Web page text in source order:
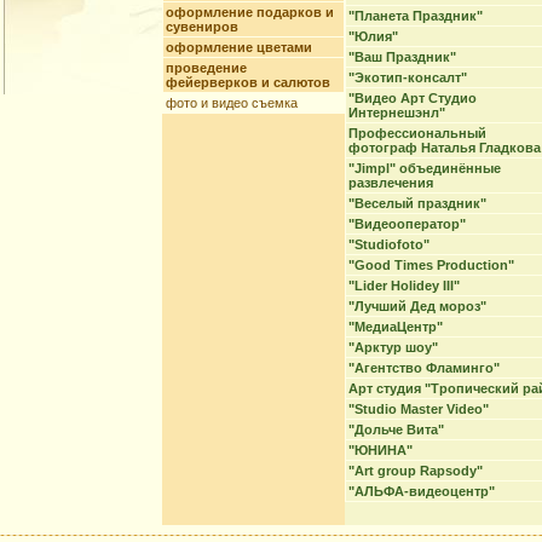
оформление подарков и
сувениров
оформление цветами
проведение
фейерверков и салютов
фото и видео съемка
"Планета Праздник"
"Юлия"
"Ваш Праздник"
"Экотип-консалт"
"Видео Арт Студио
Интернешэнл"
Профессиональный
фотограф Наталья Гладкова
"Jimpl" объединённые
развлечения
"Веселый праздник"
"Видеооператор"
"Studiofoto"
"Good Times Production"
"Lider Holidey III"
"Лучший Дед мороз"
"МедиаЦентр"
"Арктур шоу"
"Агентство Фламинго"
Арт студия "Тропический
"Studio Master Video"
"Дольче Вита"
"ЮНИНА"
"Art group Rapsody"
"АЛЬФА-видеоцентр"